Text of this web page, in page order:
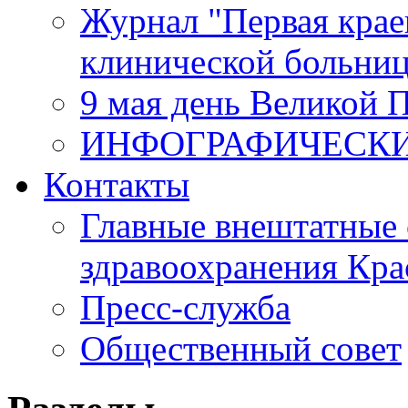
Журнал "Первая
клинической
9 мая день Великой
Контакты
Главные внештатные
здравоохранения
Пресс-служба
Общественный совет